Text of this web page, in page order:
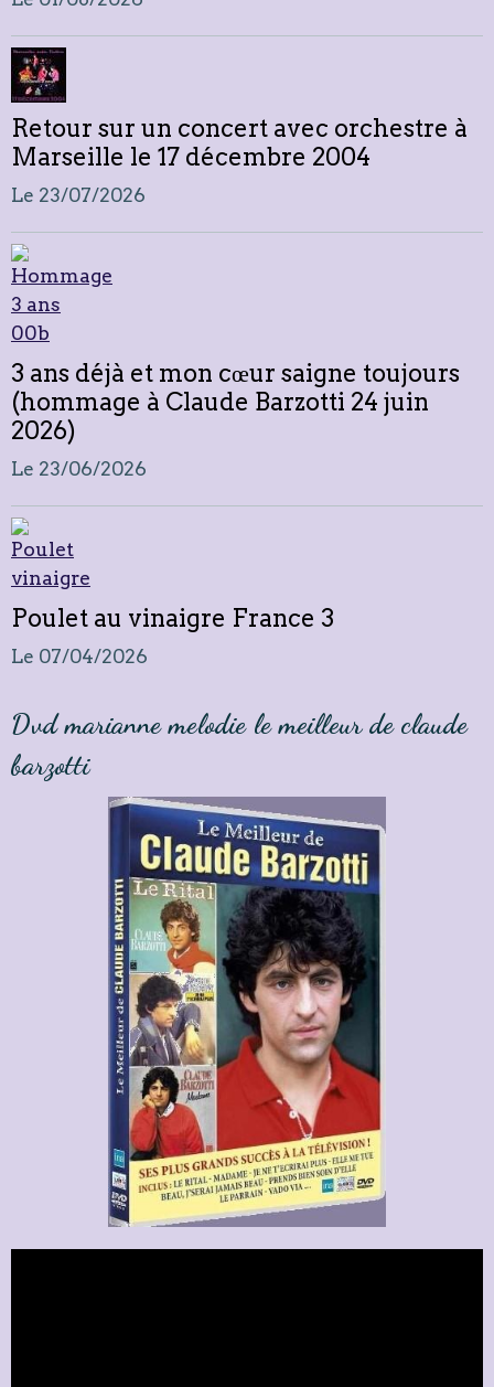
Retour sur un concert avec orchestre à
Marseille le 17 décembre 2004
Le 23/07/2026
3 ans déjà et mon cœur saigne toujours
(hommage à Claude Barzotti 24 juin
2026)
Le 23/06/2026
Poulet au vinaigre France 3
Le 07/04/2026
Dvd marianne melodie le meilleur de claude
barzotti